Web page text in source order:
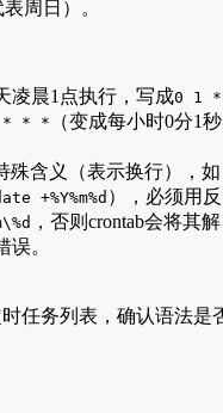
周日）。
凌晨1点执行，写成0 1 *
* * *
（变成每小时0分1秒
殊含义（表示换行），如
+%Y%m%d ），必须用反
，否则crontab会将其解
。
任务列表，确认语法是